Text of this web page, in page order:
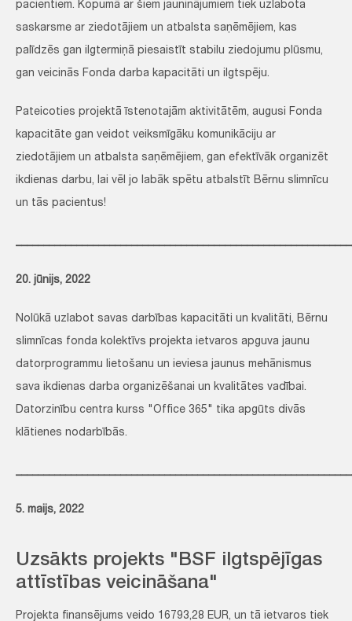
pacientiem. Kopumā ar šiem jauninājumiem tiek uzlabota
saskarsme ar ziedotājiem un atbalsta saņēmējiem, kas
palīdzēs gan ilgtermiņā piesaistīt stabilu ziedojumu plūsmu,
gan veicinās Fonda darba kapacitāti un ilgtspēju.
Pateicoties projektā īstenotajām aktivitātēm, augusi Fonda
kapacitāte gan veidot veiksmīgāku komunikāciju ar
ziedotājiem un atbalsta saņēmējiem, gan efektīvāk organizēt
ikdienas darbu, lai vēl jo labāk spētu atbalstīt Bērnu slimnīcu
un tās pacientus!
20. jūnijs, 2022
Nolūkā uzlabot savas darbības kapacitāti un kvalitāti, Bērnu
slimnīcas fonda kolektīvs projekta ietvaros apguva jaunu
datorprogrammu lietošanu un ieviesa jaunus mehānismus
sava ikdienas darba organizēšanai un kvalitātes vadībai.
Datorzinību centra kurss "Office 365" tika apgūts divās
klātienes nodarbībās.
5. maijs, 2022
Uzsākts projekts "BSF ilgtspējīgas
attīstības veicināšana"
Projekta finansējums veido 16793,28 EUR, un tā ietvaros tiek